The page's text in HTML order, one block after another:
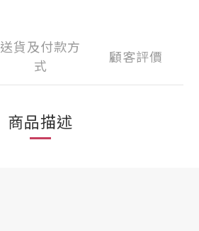
送貨及付款方
式
顧客評價
商品描述